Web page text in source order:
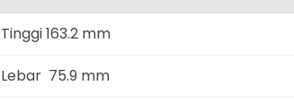
Tinggi 163.2 mm
Lebar 75.9 mm